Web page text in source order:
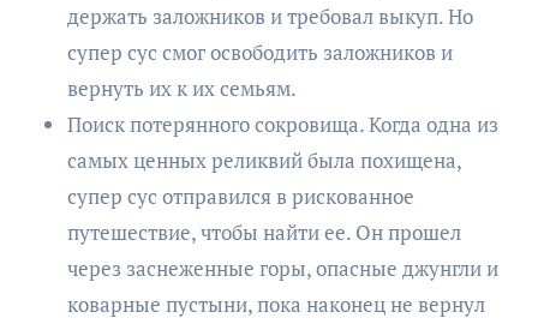
держать заложников и требовал выкуп. Но
супер сус смог освободить заложников и
вернуть их к их семьям.
Поиск потерянного сокровища. Когда одна из
самых ценных реликвий была похищена,
супер сус отправился в рискованное
путешествие, чтобы найти ее. Он прошел
через заснеженные горы, опасные джунгли и
коварные пустыни, пока наконец не вернул